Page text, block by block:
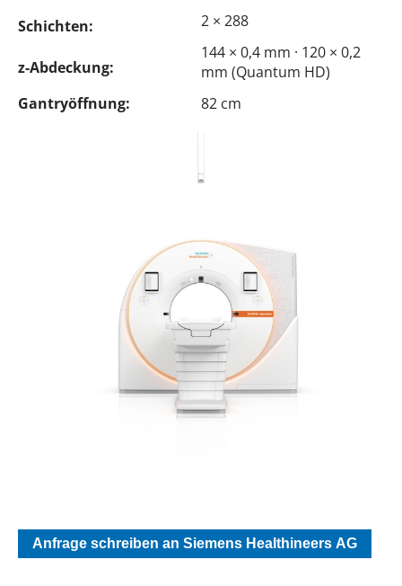
Schichten:
2 × 288
z-Abdeckung:
144 × 0,4 mm · 120 × 0,2
mm (Quantum HD)
Gantryöffnung:
82 cm
Anfrage schreiben an Siemens Healthineers AG